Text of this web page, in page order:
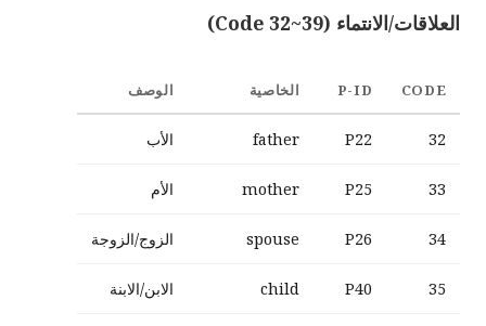
العلاقات/الانتماء (Code 32~39)
CODE
P-ID الخاصية الوصف
32
P22
father الأب
33
P25
mother الأم
34
P26
spouse الزوج/الزوجة
35
P40
child الابن/الابنة